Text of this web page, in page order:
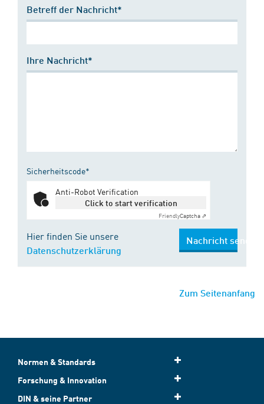
Betreff der Nachricht*
Ihre Nachricht*
Sicherheitscode*
Anti-Robot Verification
Click to start verification
FriendlyCaptcha ⇗
Hier finden Sie unsere
Datenschutzerklärung
Nachricht senden
Zum Seitenanfang
Normen & Standards
Forschung & Innovation
DIN & seine Partner